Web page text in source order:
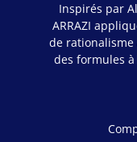
Inspirés par
ARRAZI
de
des formules